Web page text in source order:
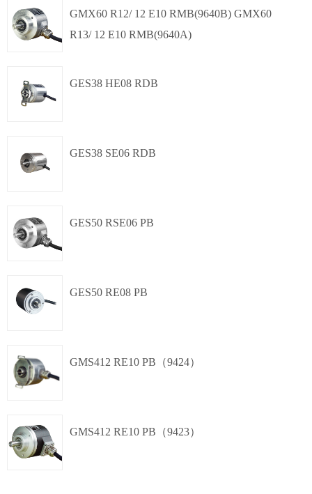
modbus RTU 多圈绝对值
GMX60 R12/ 12 E10 RMB(9640B) GMX60
R13/ 12 E10 RMB(9640A)
modbus RTU 多圈绝对值
GES38 HE08 RDB
单圈绝对值
GES38 SE06 RDB
RS485 GES50 RSE06 PB
并行 GES50 RE08 PB
并行 单圈绝对值
GMS412 RE10 PB（9424）
并行 单圈绝对值
GMS412 RE10 PB（9423）